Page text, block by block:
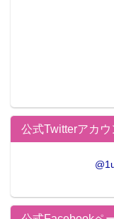
公式Twitterアカウ